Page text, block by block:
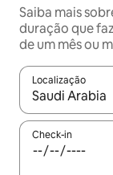
Saiba mais
duração que
de um mês ou
Localização
Quando os
Check-in